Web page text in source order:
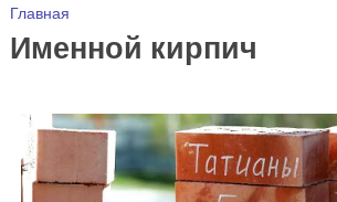
Вы здесь
Главная
Именной кирпич